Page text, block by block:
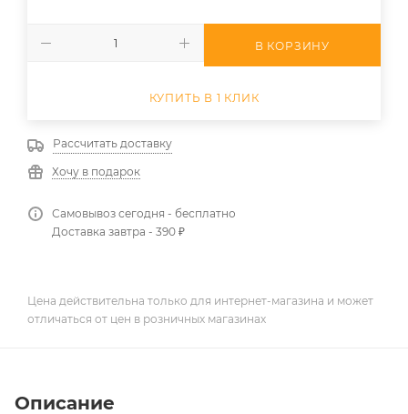
В КОРЗИНУ
КУПИТЬ В 1 КЛИК
Рассчитать доставку
Хочу в подарок
Самовывоз сегодня - бесплатно
Доставка завтра - 390 ₽
Цена действительна только для интернет-магазина и может
отличаться от цен в розничных магазинах
Описание